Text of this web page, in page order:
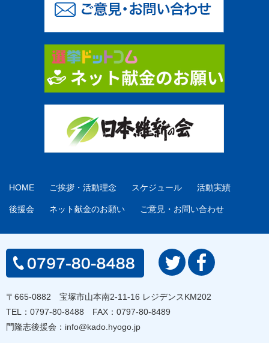
HOME ご挨拶・活動理念 スケジュール 活動実績
後援会 ネット献金のお願い ご意見・お問い合わせ
〒665-0882 宝塚市山本南2-11-16 レジデンスKM202
TEL： 0797-80-8488 FAX：0797-80-8489
門隆志後援会： info@kado.hyogo.jp